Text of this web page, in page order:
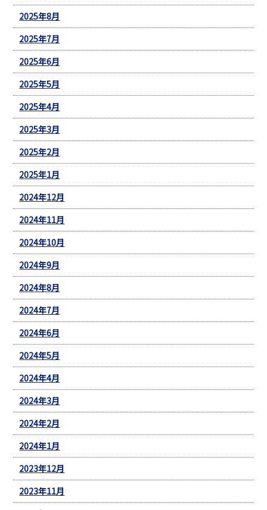
2025年8月
2025年7月
2025年6月
2025年5月
2025年4月
2025年3月
2025年2月
2025年1月
2024年12月
2024年11月
2024年10月
2024年9月
2024年8月
2024年7月
2024年6月
2024年5月
2024年4月
2024年3月
2024年2月
2024年1月
2023年12月
2023年11月